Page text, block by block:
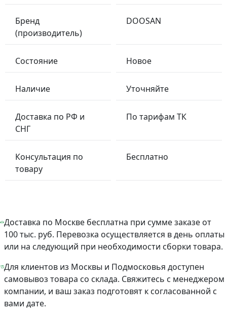
Бренд
(производитель)
DOOSAN
Состояние Новое
Наличие Уточняйте
Доставка по РФ и
СНГ
По тарифам ТК
Консультация по
товару
Бесплатно
Доставка по Москве бесплатна при сумме заказе от
100 тыс. руб. Перевозка осуществляется в день оплаты
или на следующий при необходимости сборки товара.
Для клиентов из Москвы и Подмосковья доступен
самовывоз товара со склада. Свяжитесь с менеджером
компании, и ваш заказ подготовят к согласованной с
вами дате.